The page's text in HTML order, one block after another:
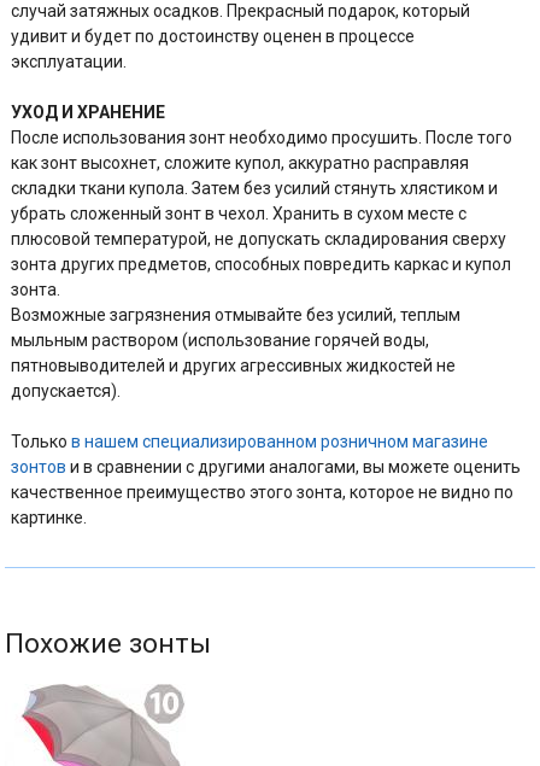
случай затяжных осадков. Прекрасный подарок, который
удивит и будет по достоинству оценен в процессе
эксплуатации.
УХОД И ХРАНЕНИЕ
После использования зонт необходимо просушить. После того
как зонт высохнет, сложите купол, аккуратно расправляя
складки ткани купола. Затем без усилий стянуть хлястиком и
убрать сложенный зонт в чехол. Хранить в сухом месте с
плюсовой температурой, не допускать складирования сверху
зонта других предметов, способных повредить каркас и купол
зонта.
Возможные загрязнения отмывайте без усилий, теплым
мыльным раствором (использование горячей воды,
пятновыводителей и других агрессивных жидкостей не
допускается).
Тольков нашем специализированном розничном магазине
зонтов и в сравнении с другими аналогами, вы можете оценить
качественное преимущество этого зонта, которое не видно по
картинке.
Похожие зонты